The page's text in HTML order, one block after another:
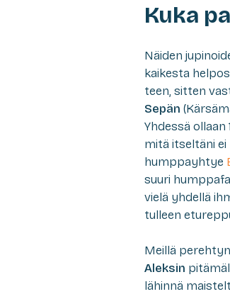
Kuka
Näiden
kaikesta
teen, sitten
Sepän
Yhdessä
mitä itseltäni
humppayhtye
suuri
vielä yhdellä
tulleen
Meillä
Aleksin
lähinnä